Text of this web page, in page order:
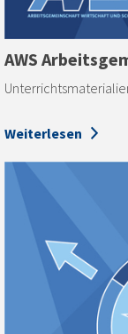
AWS
Weiterlesen